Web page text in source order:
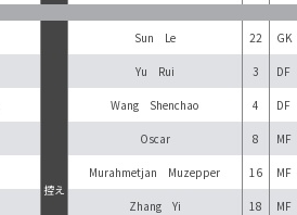
控え
Sun Le 22 GK
Yu Rui 3 DF
Wang Shenchao 4 DF
Oscar 8 MF
Murahmetjan Muzepper 16 MF
Zhang Yi 18 MF